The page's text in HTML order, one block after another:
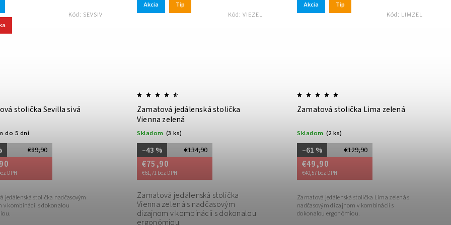
stolička Sevilla sivá
do 5 dní
€89,90
DPH
jedálenská stolička nadčasovým
v kombinácii s dokonalou
Kód: SEVSIV
Akcia Tip
Zamatová jedálenská stolička
Vienna zelená
Skladom (3 ks)
€134,90
–43 %
€75,90
€61,71 bez DPH
Zamatová jedálenská stolička
Vienna zelená s nadčasovým
dizajnom v kombinácii s dokonalou
ergonómiou.
Kód: VIEZEL
Akcia Tip
Zamatová stolička Lima zelená
Skladom (2 ks)
€129,90
–61 %
€49,90
€40,57 bez DPH
Zamatová jedálenská stolička Lima zelená s
nadčasovým dizajnom v kombinácii s
dokonalou ergonómiou.
Kód: LIMZEL